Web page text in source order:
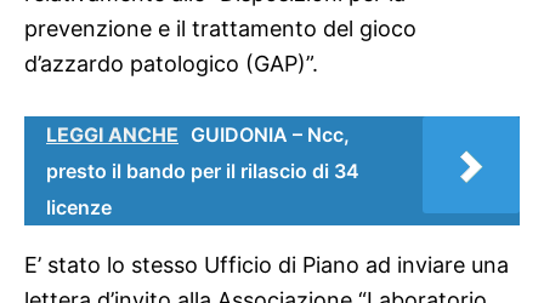
prevenzione e il trattamento del gioco
d’azzardo patologico (GAP)”.
LEGGI ANCHE GUIDONIA – Ncc,
presto il bando per il rilascio di 34
licenze
E’ stato lo stesso Ufficio di Piano ad inviare una